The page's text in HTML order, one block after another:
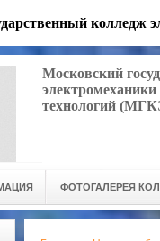
Московский
технологий
ФОТОГАЛЕРЕЯ